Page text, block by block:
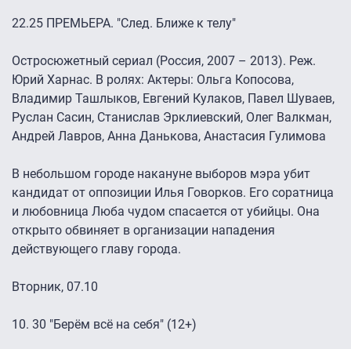
22.25 ПРЕМЬЕРА. "След. Ближе к телу"
Остросюжетный сериал (Россия, 2007 – 2013). Реж.
Юрий Харнас. В ролях: Актеры: Ольга Копосова,
Владимир Ташлыков, Евгений Кулаков, Павел Шуваев,
Руслан Сасин, Станислав Эрклиевский, Олег Валкман,
Андрей Лавров, Анна Данькова, Анастасия Гулимова
В небольшом городе накануне выборов мэра убит
кандидат от оппозиции Илья Говорков. Его соратница
и любовница Люба чудом спасается от убийцы. Она
открыто обвиняет в организации нападения
действующего главу города.
Вторник, 07.10
10. 30 "Берём всё на себя" (12+)